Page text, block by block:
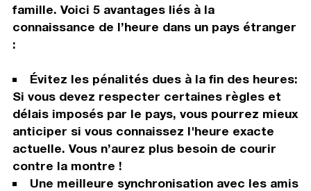
famille. Voici 5 avantages liés à la
connaissance de l’heure dans un pays étranger
:
Évitez les pénalités dues à la fin des heures:
Si vous devez respecter certaines règles et
délais imposés par le pays, vous pourrez mieux
anticiper si vous connaissez l'heure exacte
actuelle. Vous n’aurez plus besoin de courir
contre la montre !
Une meilleure synchronisation avec les amis